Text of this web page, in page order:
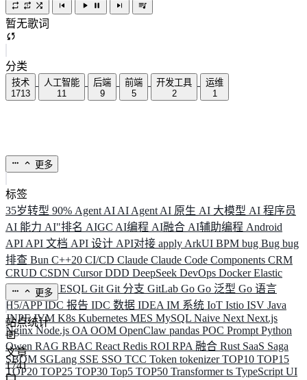
暂无歌词
分类
技术
1713
人工智能
11
后端
9
前端
5
开发工具
2
运维
1
更多
标签
35岁转型 90% Agent AI AI Agent AI 原生 AI 大模型 AI 程序员
AI 能力 AI"排名 AIGC AI编程 AI融合 AI辅助编程 Android
API API 文档 API 设计 API对接 apply ArkUI BPM bug Bug bug
排查 Bun C++20 CI/CD Claude Claude Code Components CRM
CRUD CSDN CursorDDD DeepSeek DevOps DockerElastic
ELK ElysiaESQL Git Git 分支 GitLab Go Go 泛型 Go 语言
H5/APPIDC 报告 IDC 数据 IDEA IM 系统 IoT Istio ISV Java
JNPFJVM K8s Kubernetes MES MySQL Naive Next Next.js
NginxNode.js OA OOM OpenClaw pandas POC Prompt Python
Qwen RAG RBAC React Redis ROI RPA 融合 Rust SaaS Saga
SBOM SGLang SSE SSO TCC Token tokenizerTOP10 TOP15
TOP20 TOP25 TOP30 Top5 TOP50 Transformerts TypeScript UI
更多
站点统计
文章
1741